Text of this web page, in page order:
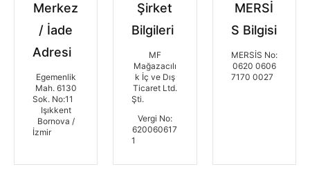
Merkez
/ İade
Adresi
Egemenlik
Mah. 6130
Sok. No:11
Işıkkent
Bornova /
İzmir
Şirket
Bilgileri
MF
Mağazacılı
k İç ve Dış
Ticaret Ltd.
Şti.
Vergi No:
620060617
1
MERSİ
S Bilgisi
MERSİS No:
0620 0606
7170 0027